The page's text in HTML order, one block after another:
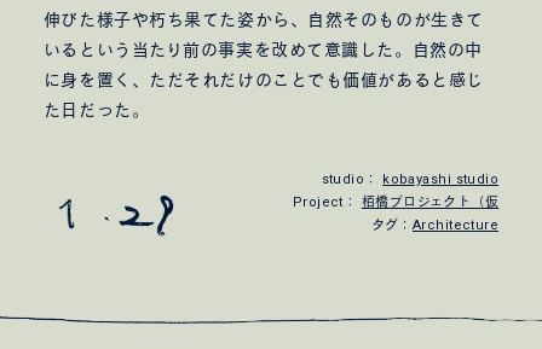
The Note book / Note book
Yさんのための家
cobuke coffee
Oさんのための家
Sさんのための家
Kさんのためのアパート
Tkさんのためのアパート
つりはいらないよ食堂
住総研 2023
開宅舎のためのメンテナンス
開宅舎ディレクション
明日の郊外団地
いすみがく
伸びた様子や朽ち果てた姿から、自然そのものが生きて
いるという当たり前の事実を改めて意識した。自然の中
に身を置く、ただそれだけのことでも価値があると感じ
た日だった。
studio：
kobayashi studio
Project：
栢橋プロジェクト（仮
タグ： Architecture